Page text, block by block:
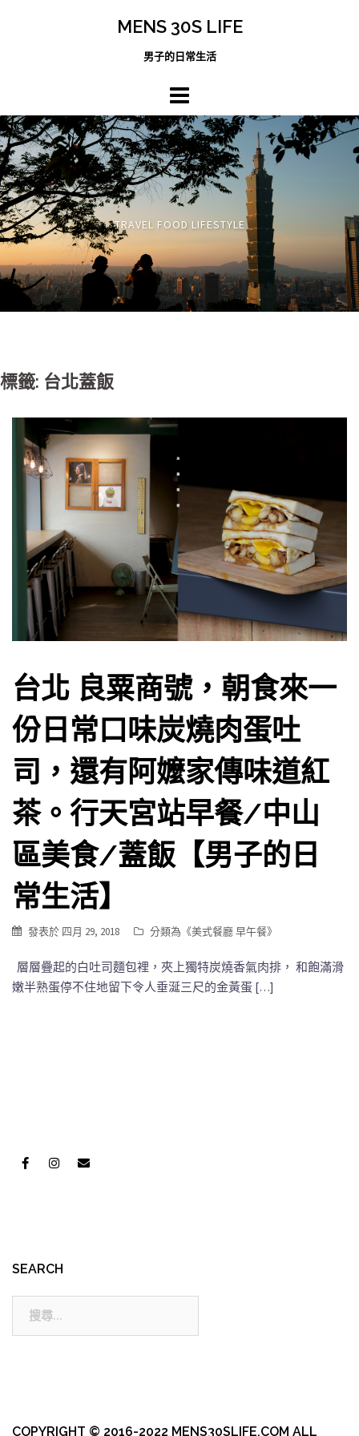
MENS 30S LIFE
男子的日常生活
TRAVEL FOOD LIFESTYLE
標籤: 台北蓋飯
台北 良粟商號，朝食來一
份日常口味炭燒肉蛋吐
司，還有阿嬤家傳味道紅
茶。行天宮站早餐/中山
區美食/蓋飯【男子的日
常生活】
發表於 四月 29, 2018 分類為《美式餐廳 早午餐》
層層疊起的白吐司麵包裡，夾上獨特炭燒香氣肉排， 和飽滿滑
嫩半熟蛋停不住地留下令人垂涎三尺的金黃蛋 […]
SEARCH
COPYRIGHT © 2016-2022 MENS30SLIFE.COM ALL